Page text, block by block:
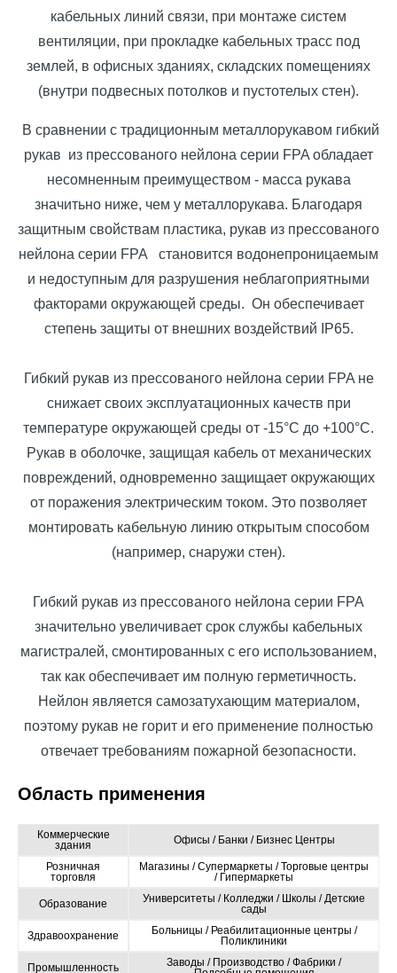
кабельных линий связи, при монтаже систем
вентиляции, при прокладке кабельных трасс под
землей, в офисных зданиях, складских помещениях
(внутри подвесных потолков и пустотелых стен).
В сравнении с традиционным металлорукавом гибкий
рукав из прессованого нейлона серии FPA обладает
несомненным преимуществом - масса рукава
значитьно ниже, чем у металлорукава. Благодаря
защитным свойствам пластика, рукав из прессованого
нейлона серии FPA
становится водонепроницаемым
и недоступным для разрушения неблагоприятными
факторами окружающей среды. Он обеспечивает
степень защиты от внешних воздействий IP65.
Гибкий рукав из прессованого нейлона серии FPA не
снижает своих эксплуатационных качеств при
температуре окружающей среды от -15°С до +100°С.
Рукав в оболочке, защищая кабель от механических
повреждений, одновременно защищает окружающих
от поражения электрическим током. Это позволяет
монтировать кабельную линию открытым способом
(например, снаружи стен).
Гибкий рукав из прессованого нейлона серии FPA
значительно увеличивает срок службы кабельных
магистралей, смонтированных с его использованием,
так как обеспечивает им полную герметичность.
Нейлон является самозатухающим материалом,
поэтому рукав не горит и его применение полностью
отвечает требованиям пожарной безопасности.
Область применения
Коммерческие
здания
Офисы / Банки / Бизнес Центры
Розничная
торговля
Магазины / Супермаркеты / Торговые центры
/ Гипермаркеты
Образование
Университеты / Колледжи / Школы / Детские
сады
Здравоохранение
Больницы / Реабилитационные центры /
Поликлиники
Промышленность
Заводы / Производство / Фабрики /